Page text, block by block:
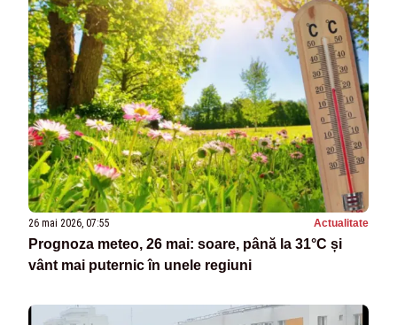
26 mai 2026, 07:55 Actualitate
Prognoza meteo, 26 mai: soare, până la 31°C și
vânt mai puternic în unele regiuni